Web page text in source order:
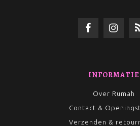
INFORMATIE
Over Rumah
Contact &
Verzenden &